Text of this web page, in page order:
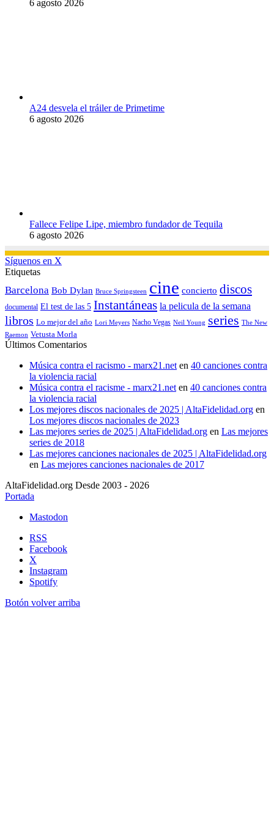
6 agosto 2026
A24 desvela el tráiler de Primetime
6 agosto 2026
Fallece Felipe Lipe, miembro fundador de Tequila
6 agosto 2026
Síguenos en X
Etiquetas
Barcelona Bob Dylan Bruce Springsteen cine concierto discos
documental El test de las 5 Instantáneas la pelicula de la semana
libros Lo mejor del año Lori Meyers Nacho Vegas Neil Young series The New
Raemon Vetusta Morla
Últimos Comentarios
Música contra el racismo - marx21.net en 40 canciones contra
la violencia racial
Música contra el racisme - marx21.net en 40 canciones contra
la violencia racial
Los mejores discos nacionales de 2025 | AltaFidelidad.org en
Los mejores discos nacionales de 2023
Las mejores series de 2025 | AltaFidelidad.org en Las mejores
series de 2018
Las mejores canciones nacionales de 2025 | AltaFidelidad.org
en Las mejores canciones nacionales de 2017
AltaFidelidad.org Desde 2003 - 2026
Portada
Mastodon
RSS
Facebook
X
Instagram
Spotify
Botón volver arriba